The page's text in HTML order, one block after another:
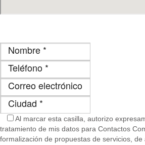
Al marcar esta casilla, autorizo
tratamiento de mis datos para Contactos
formalización de propuestas de servicios,